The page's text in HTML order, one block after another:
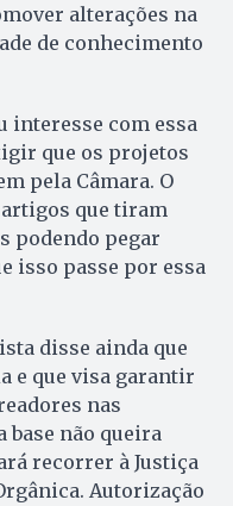
alterações na
de conhecimento
interesse com essa
que os projetos
pela Câmara. O
que tiram
podendo pegar
isso passe por essa
disse ainda que
e que visa garantir
nas
base não queira
recorrer à Justiça
Autorização